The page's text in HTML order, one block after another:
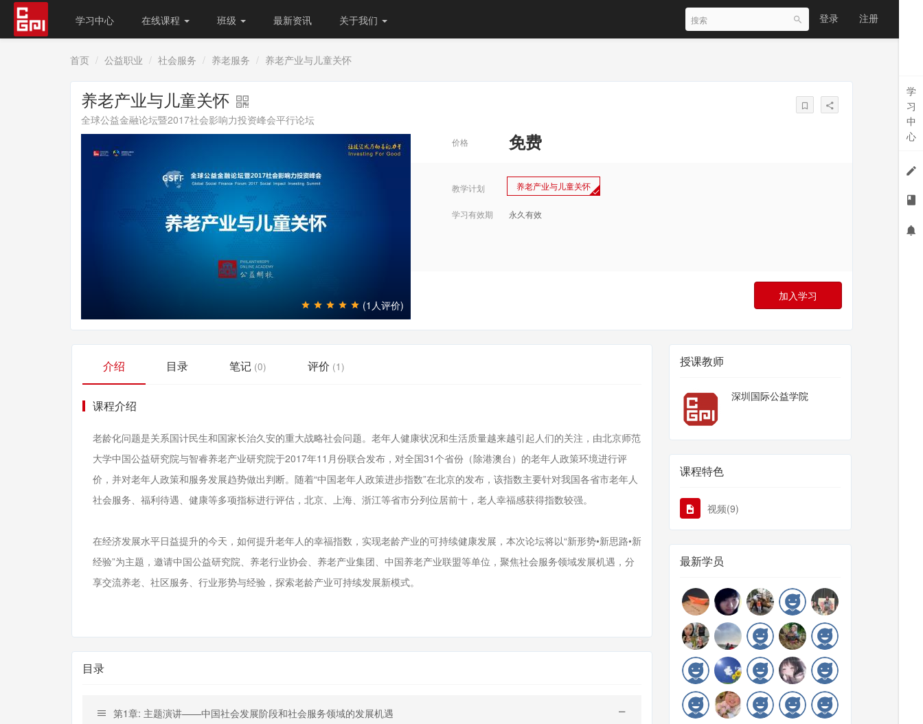
学习中心 在线课程 班级 最新资讯 关于我们 登录 注册
首页 公益职业 社会服务 养老服务 养老产业与儿童关怀
养老产业与儿童关怀
全球公益金融论坛暨2017社会影响力投资峰会平行论坛
(1人评价)
价格 免费
教学计划 养老产业与儿童关怀
学习有效期 永久有效
加入学习
介绍 目录 笔记 (0) 评价 (1)
课程介绍
老龄化问题是关系国计民生和国家长治久安的重大战略社会问题。老年人健康状况和生活质量越来越引起人们的关注，由北京师范
大学中国公益研究院与智睿养老产业研究院于2017年11月份联合发布，对全国31个省份（除港澳台）的老年人政策环境进行评
价，并对老年人政策和服务发展趋势做出判断。随着“中国老年人政策进步指数”在北京的发布，该指数主要针对我国各省市老年人
社会服务、福利待遇、健康等多项指标进行评估，北京、上海、浙江等省市分列位居前十，老人幸福感获得指数较强。
在经济发展水平日益提升的今天，如何提升老年人的幸福指数，实现老龄产业的可持续健康发展，本次论坛将以“新形势•新思路•新
经验”为主题，邀请中国公益研究院、养老行业协会、养老产业集团、中国养老产业联盟等单位，聚焦社会服务领域发展机遇，分
享交流养老、社区服务、行业形势与经验，探索老龄产业可持续发展新模式。
目录
第1章: 主题演讲——中国社会发展阶段和社会服务领域的发展机遇
授课教师
深圳国际公益学院
课程特色
视频(9)
最新学员
学
习
中
心